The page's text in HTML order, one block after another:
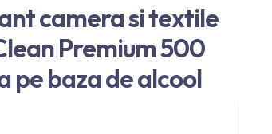
camera si textile
Premium 500
pe baza de alcool